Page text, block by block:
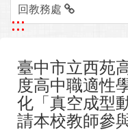
回教務處
:::
臺中市立西苑
度高中職適性
化「真空成型
請本校教師參與